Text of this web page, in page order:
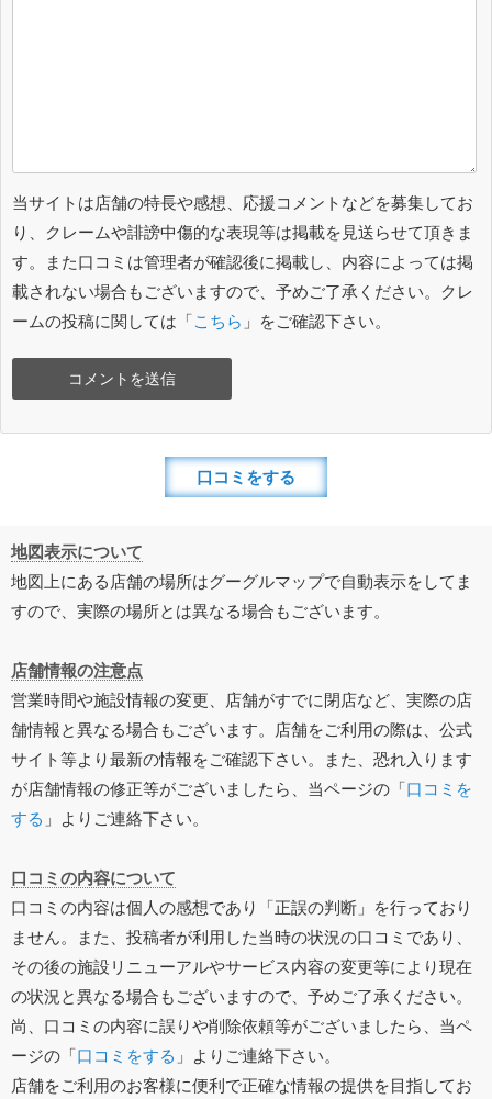
当サイトは店舗の特長や感想、応援コメントなどを募集してお
り、クレームや誹謗中傷的な表現等は掲載を見送らせて頂きま
す。また口コミは管理者が確認後に掲載し、内容によっては掲
載されない場合もございますので、予めご了承ください。クレ
ームの投稿に関しては「こちら 」をご確認下さい。
口コミをする
地図表示について
地図上にある店舗の場所はグーグルマップで自動表示をしてま
すので、実際の場所とは異なる場合もございます。
店舗情報の注意点
営業時間や施設情報の変更、店舗がすでに閉店など、実際の店
舗情報と異なる場合もございます。店舗をご利用の際は、公式
サイト等より最新の情報をご確認下さい。また、恐れ入ります
が店舗情報の修正等がございましたら、当ページの「口コミを
する 」よりご連絡下さい。
口コミの内容について
口コミの内容は個人の感想であり「正誤の判断」を行っており
ません。また、投稿者が利用した当時の状況の口コミであり、
その後の施設リニューアルやサービス内容の変更等により現在
の状況と異なる場合もございますので、予めご了承ください。
尚、口コミの内容に誤りや削除依頼等がございましたら、当ペ
ージの「口コミをする 」よりご連絡下さい。
店舗をご利用のお客様に便利で正確な情報の提供を目指してお